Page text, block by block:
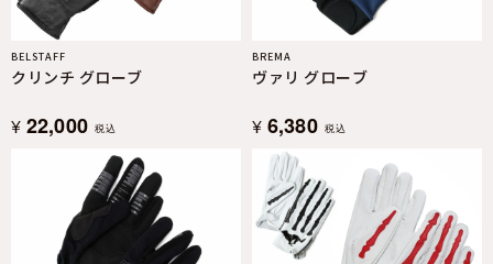
BELSTAFF
クリンチ グローブ
¥ 22,000 税込
BREMA
ヴァリ グローブ
¥ 6,380 税込